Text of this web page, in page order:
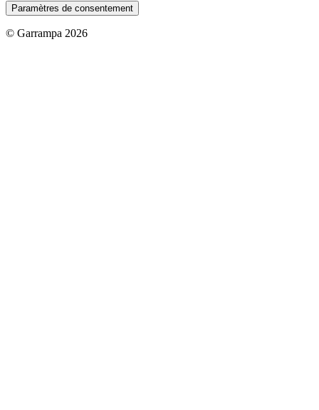
Paramètres de consentement
© Garrampa 2026